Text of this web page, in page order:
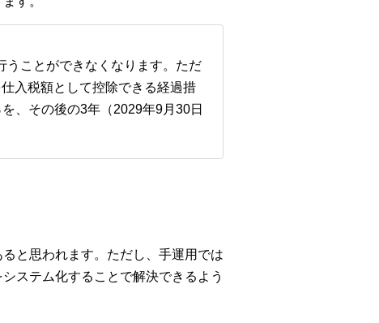
うことができなくなります。ただ
入税額として控除できる経過措
、その後の3年（2029年9月30日
と思われます。ただし、手運用では
ステム化することで解決できるよう